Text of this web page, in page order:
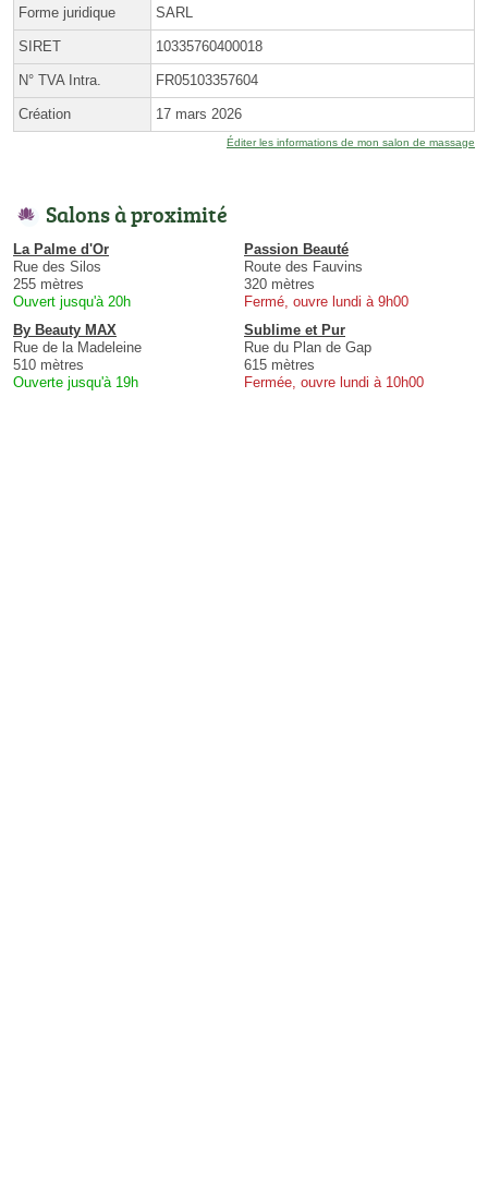
Forme juridique SARL
SIRET 10335760400018
N° TVA Intra. FR05103357604
Création 17 mars 2026
Éditer les informations de mon salon de massage
Salons à proximité
La Palme d'Or
Rue des Silos
255 mètres
Ouvert jusqu'à 20h
Passion Beauté
Route des Fauvins
320 mètres
Fermé, ouvre lundi à 9h00
By Beauty MAX
Rue de la Madeleine
510 mètres
Ouverte jusqu'à 19h
Sublime et Pur
Rue du Plan de Gap
615 mètres
Fermée, ouvre lundi à 10h00